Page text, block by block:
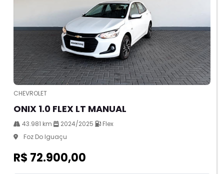
CHEVROLET
ONIX 1.0 FLEX LT MANUAL
43.981 km 2024/2025
Flex
Foz Do Iguaçu
R$ 72.900,00